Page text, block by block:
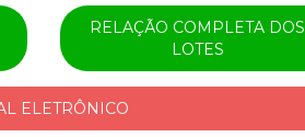
RELAÇÃO COMPLETA DOS
LOTES
ELETRÔNICO